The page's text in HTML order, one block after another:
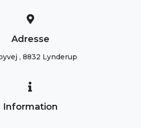
Adresse
, 8832 Lynderup
Information